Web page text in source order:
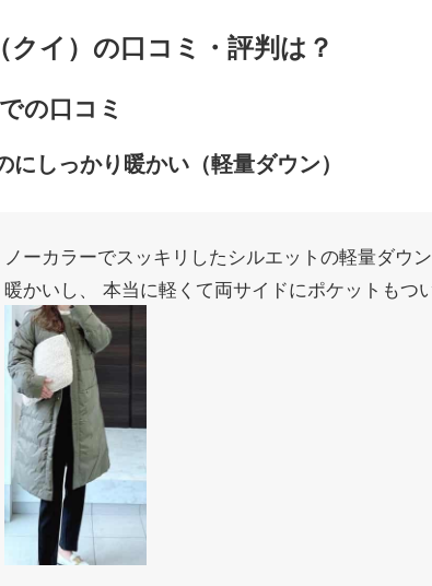
イ）の口コミ・評判は？
の口コミ
にしっかり暖かい（軽量ダウン）
ノーカラーでスッキリしたシルエットの軽量ダウ
暖かいし、 本当に軽くて両サイドにポケットもつ